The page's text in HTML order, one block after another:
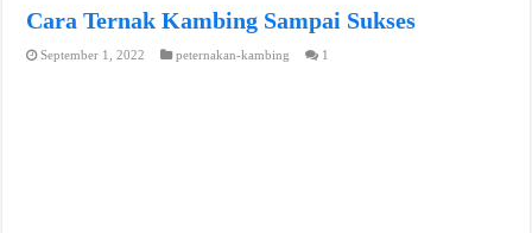
Cara Ternak Kambing Sampai Sukses
September 1, 2022 peternakan-kambing 1